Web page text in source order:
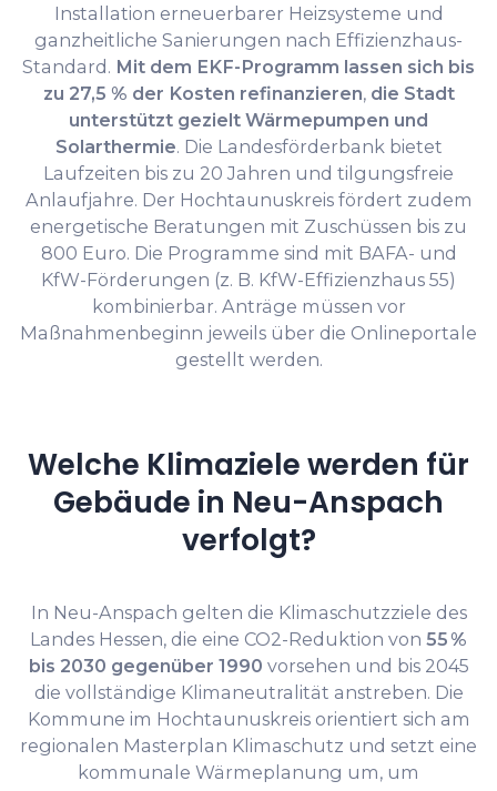
Installation erneuerbarer Heizsysteme und
ganzheitliche Sanierungen nach Effizienzhaus-
Standard. Mit dem EKF-Programm lassen sich bis
zu 27,5 % der Kosten refinanzieren, die Stadt
unterstützt gezielt Wärmepumpen und
Solarthermie. Die Landesförderbank bietet
Laufzeiten bis zu 20 Jahren und tilgungsfreie
Anlaufjahre. Der Hochtaunuskreis fördert zudem
energetische Beratungen mit Zuschüssen bis zu
800 Euro. Die Programme sind mit BAFA- und
KfW-Förderungen (z. B. KfW-Effizienzhaus 55)
kombinierbar. Anträge müssen vor
Maßnahmenbeginn jeweils über die Onlineportale
gestellt werden.
Welche Klimaziele werden für
Gebäude in Neu-Anspach
verfolgt?
In Neu-Anspach gelten die Klimaschutzziele des
Landes Hessen, die eine CO2-Reduktion von 55 %
bis 2030 gegenüber 1990 vorsehen und bis 2045
die vollständige Klimaneutralität anstreben. Die
Kommune im Hochtaunuskreis orientiert sich am
regionalen Masterplan Klimaschutz und setzt eine
kommunale Wärmeplanung um, um